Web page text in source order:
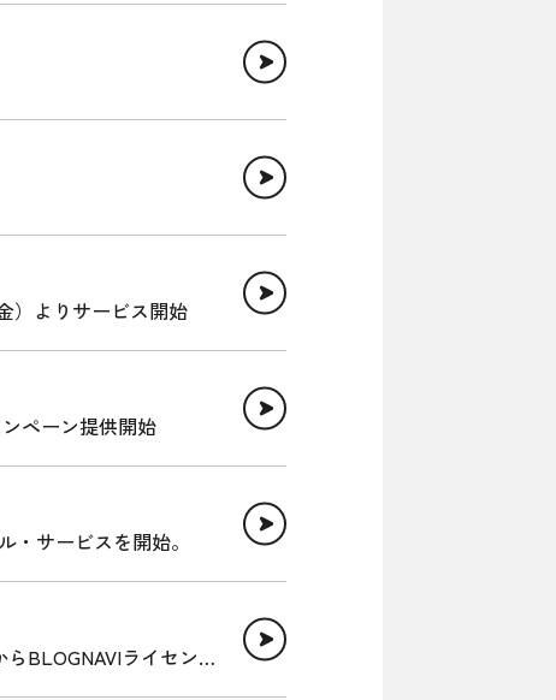
）よりサービス開始
ペーン提供開始
サービスを開始。
BLOGNAVIライセンス